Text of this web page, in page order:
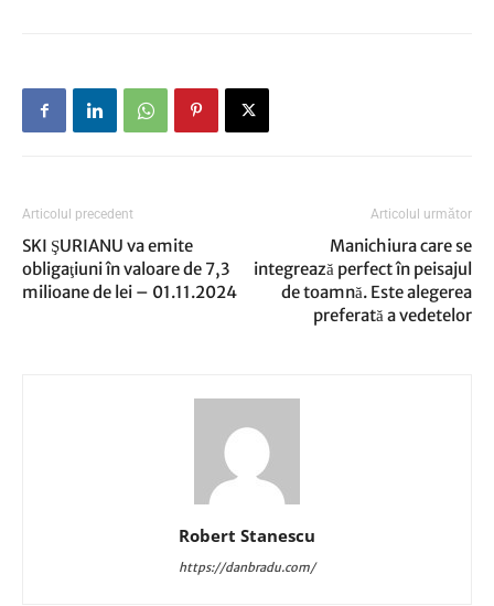
Articolul precedent
SKI ŞURIANU va emite
obligaţiuni în valoare de 7,3
milioane de lei – 01.11.2024
Articolul următor
Manichiura care se
integrează perfect în peisajul
de toamnă. Este alegerea
preferată a vedetelor
Robert Stanescu
https://danbradu.com/